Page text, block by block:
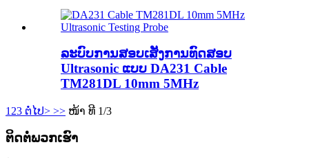
ລະບົບການສອບເສັງການທົດສອບ
Ultrasonic ແບບ DA231 Cable
TM281DL 10mm 5MHz
1 23 ຕໍ່ໄປ> >> ໜ້າ ທີ 1/3
ຕິດ​ຕໍ່​ພວກ​ເຮົາ